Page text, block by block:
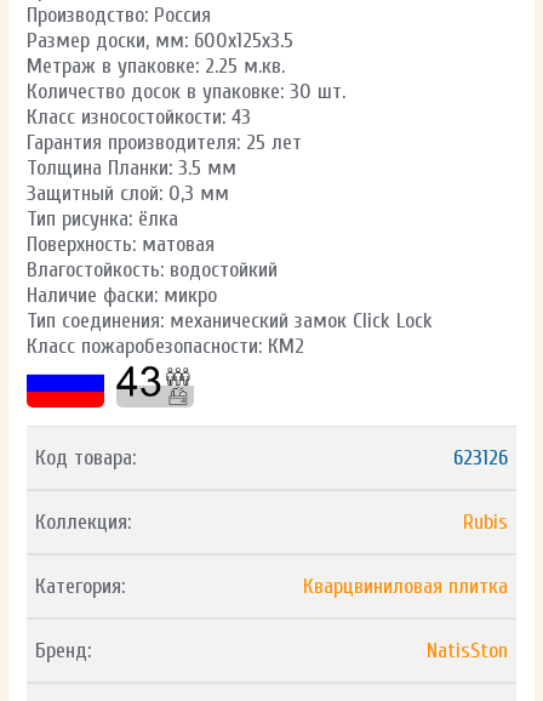
Производство: Россия
Размер доски, мм: 600x125x3.5
Метраж в упаковке: 2.25 м.кв.
Количество досок в упаковке: 30 шт.
Класс износостойкости: 43
Гарантия производителя: 25 лет
Толщина Планки: 3.5 мм
Защитный слой: 0,3 мм
Тип рисунка: ёлка
Поверхность: матовая
Влагостойкость: водостойкий
Наличие фаски: микро
Тип соединения: механический замок Click Lock
Класс пожаробезопасности: КМ2
Код товара: 623126
Коллекция: Rubis
Категория: Кварцвиниловая плитка
Бренд: NatisSton